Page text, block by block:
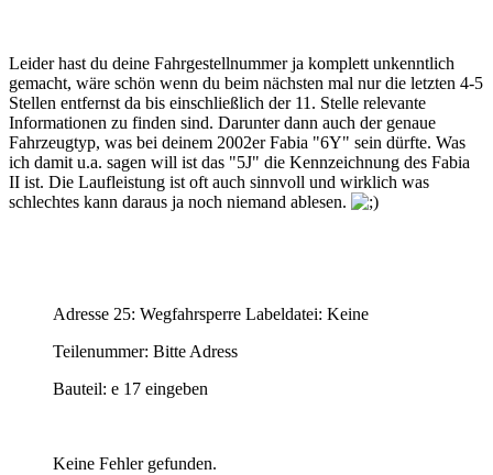
Leider hast du deine Fahrgestellnummer ja komplett unkenntlich
gemacht, wäre schön wenn du beim nächsten mal nur die letzten 4-5
Stellen entfernst da bis einschließlich der 11. Stelle relevante
Informationen zu finden sind. Darunter dann auch der genaue
Fahrzeugtyp, was bei deinem 2002er Fabia "6Y" sein dürfte. Was
ich damit u.a. sagen will ist das "5J" die Kennzeichnung des Fabia
II ist. Die Laufleistung ist oft auch sinnvoll und wirklich was
schlechtes kann daraus ja noch niemand ablesen.
Adresse 25: Wegfahrsperre Labeldatei: Keine
Teilenummer: Bitte Adress
Bauteil: e 17 eingeben
Keine Fehler gefunden.